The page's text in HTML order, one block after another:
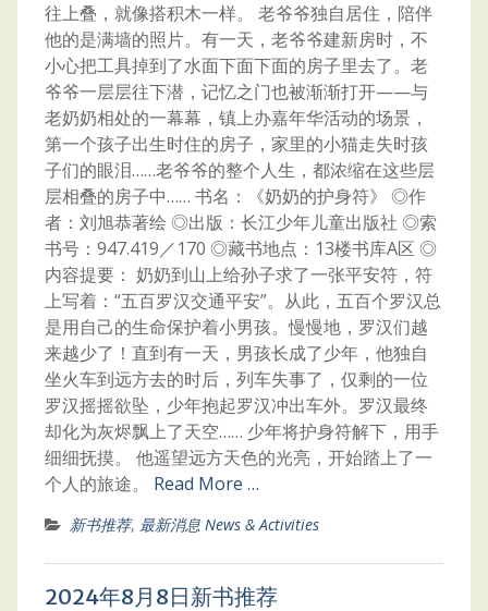
往上叠，就像搭积木一样。 老爷爷独自居住，陪伴
他的是满墙的照片。有一天，老爷爷建新房时，不
小心把工具掉到了水面下面下面的房子里去了。老
爷爷一层层往下潜，记忆之门也被渐渐打开——与
老奶奶相处的一幕幕，镇上办嘉年华活动的场景，
第一个孩子出生时住的房子，家里的小猫走失时孩
子们的眼泪……老爷爷的整个人生，都浓缩在这些层
层相叠的房子中…… 书名：《奶奶的护身符》 ◎作
者：刘旭恭著绘 ◎出版：长江少年儿童出版社 ◎索
书号：947.419／170 ◎藏书地点：13楼书库A区 ◎
内容提要： 奶奶到山上给孙子求了一张平安符，符
上写着：“五百罗汉交通平安”。从此，五百个罗汉总
是用自己的生命保护着小男孩。慢慢地，罗汉们越
来越少了！直到有一天，男孩长成了少年，他独自
坐火车到远方去的时后，列车失事了，仅剩的一位
罗汉摇摇欲坠，少年抱起罗汉冲出车外。罗汉最终
却化为灰烬飘上了天空…… 少年将护身符解下，用手
细细抚摸。 他遥望远方天色的光亮，开始踏上了一
个人的旅途。 Read More …
新书推荐, 最新消息 News & Activities
2024年8月8日新书推荐